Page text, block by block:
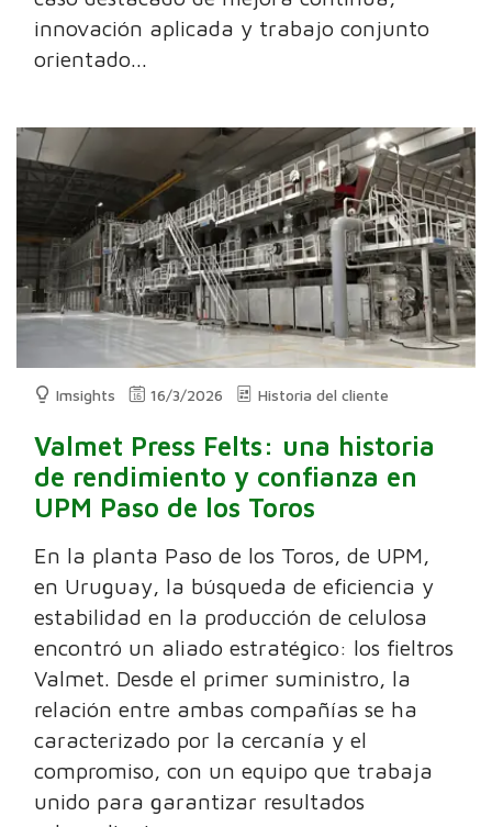
innovación aplicada y trabajo conjunto
orientado...
Imsights 16/3/2026 Historia del cliente
Valmet Press Felts: una historia
de rendimiento y confianza en
UPM Paso de los Toros
En la planta Paso de los Toros, de UPM,
en Uruguay, la búsqueda de eficiencia y
estabilidad en la producción de celulosa
encontró un aliado estratégico: los fieltros
Valmet. Desde el primer suministro, la
relación entre ambas compañías se ha
caracterizado por la cercanía y el
compromiso, con un equipo que trabaja
unido para garantizar resultados